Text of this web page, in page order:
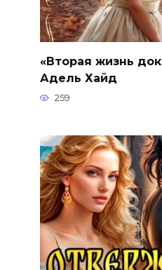
«Вторая жизнь
Адель Хайд
259